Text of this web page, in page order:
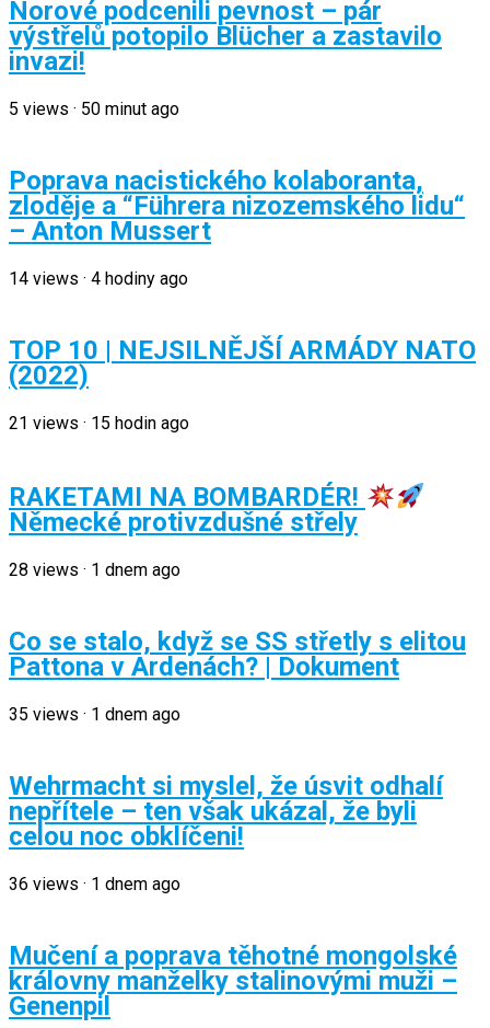
Norové podcenili pevnost – pár
výstřelů potopilo Blücher a zastavilo
invazi!
5 views · 50 minut ago
Poprava nacistického kolaboranta,
zloděje a “Führera nizozemského lidu“
– Anton Mussert
14 views · 4 hodiny ago
TOP 10 | NEJSILNĚJŠÍ ARMÁDY NATO
(2022)
21 views · 15 hodin ago
RAKETAMI NA BOMBARDÉR!
Německé protivzdušné střely
28 views · 1 dnem ago
Co se stalo, když se SS střetly s elitou
Pattona v Ardenách? | Dokument
35 views · 1 dnem ago
Wehrmacht si myslel, že úsvit odhalí
nepřítele – ten však ukázal, že byli
celou noc obklíčeni!
36 views · 1 dnem ago
Mučení a poprava těhotné mongolské
královny manželky stalinovými muži –
Genenpil